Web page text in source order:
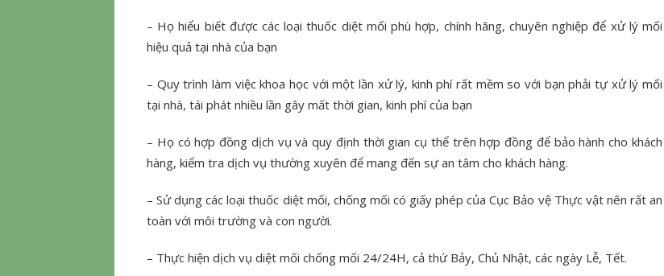
– Họ hiểu biết được các loại thuốc diệt mối phù hợp, chính hãng, chuyên nghiệp để xử lý mối
hiệu quả tại nhà của bạn
– Quy trình làm việc khoa học với một lần xử lý, kinh phí rất mềm so với bạn phải tự xử lý mối
tại nhà, tái phát nhiều lần gây mất thời gian, kinh phí của bạn
– Họ có hợp đồng dịch vụ và quy định thời gian cụ thể trên hợp đồng để bảo hành cho khách
hàng, kiểm tra dịch vụ thường xuyên để mang đến sự an tâm cho khách hàng.
– Sử dụng các loại thuốc diệt mối, chống mối có giấy phép của Cục Bảo vệ Thực vật nên rất an
toàn với môi trường và con người.
– Thực hiện dịch vụ diệt mối chống mối 24/24H, cả thứ Bảy, Chủ Nhật, các ngày Lễ, Tết.